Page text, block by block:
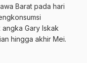
Barat pada hari
angka Gary Iskak
hingga akhir Mei.